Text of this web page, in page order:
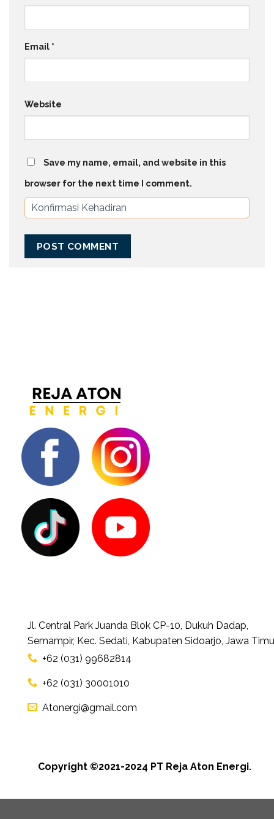
Email *
Website
Save my name, email, and website in this
browser for the next time I comment.
Jl. Central Park Juanda Blok CP-10, Dukuh Dadap,
Semampir, Kec. Sedati, Kabupaten Sidoarjo, Jawa
+62 (031) 99682814
+62 (031) 30001010
Atonergi@gmail.com
Copyright ©2021-2024 PT Reja Aton Energi.